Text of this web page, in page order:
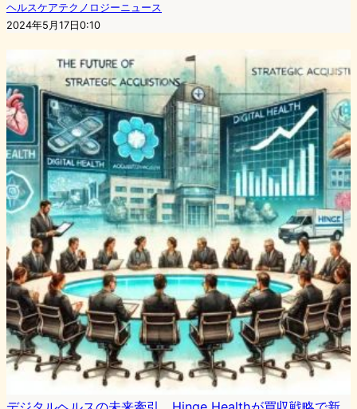
ヘルスケアテクノロジーニュース
2024年5月17日0:10